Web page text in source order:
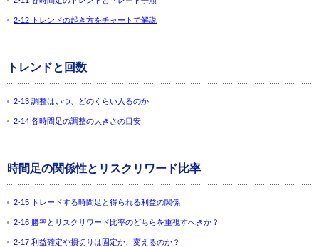
2-12 トレンドの起き方をチャートで解説
トレンドと回数
2-13 調整はいつ、どのくらい入るのか
2-14 各時間足の調整の大きさの目安
時間足の関係性とリスクリワード比率
2-15 トレードする時間足と得られる利益の関係
2-16 勝率とリスクリワード比率のどちらを重視すべきか？
2-17 利益確定や損切りは固定か、変えるのか？